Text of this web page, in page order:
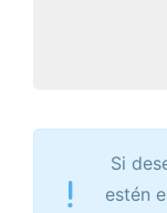
Si
estén